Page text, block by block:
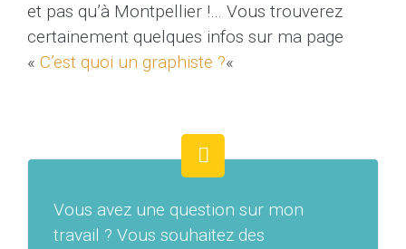
et pas qu’à Montpellier !… Vous trouverez
certainement quelques infos sur ma page
« C’est quoi un graphiste ?«
Vous avez une question sur mon
travail ? Vous souhaitez des